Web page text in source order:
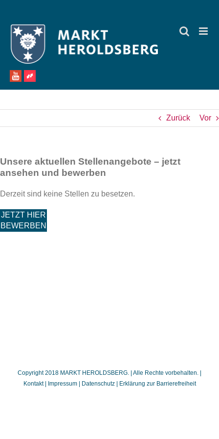
springen
Zurück Vor
Unsere aktuellen Stellenangebote – jetzt
ansehen und bewerben
Derzeit sind keine Stellen zu besetzen.
JETZT HIER
BEWERBEN
Copyright 2018 MARKT HEROLDSBERG. | Alle Rechte vorbehalten. |
Kontakt
Impressum| Datenschutz| Erklärung zur Barrierefreiheit